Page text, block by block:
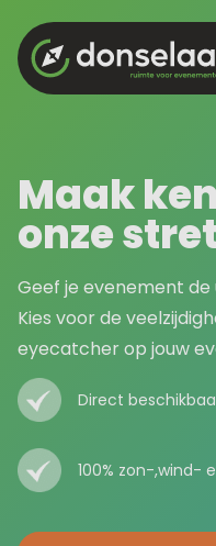
Maak
onze
Geef je evenement
Kies voor de
eyecatcher op jouw
Direct
100% zon-,wind-